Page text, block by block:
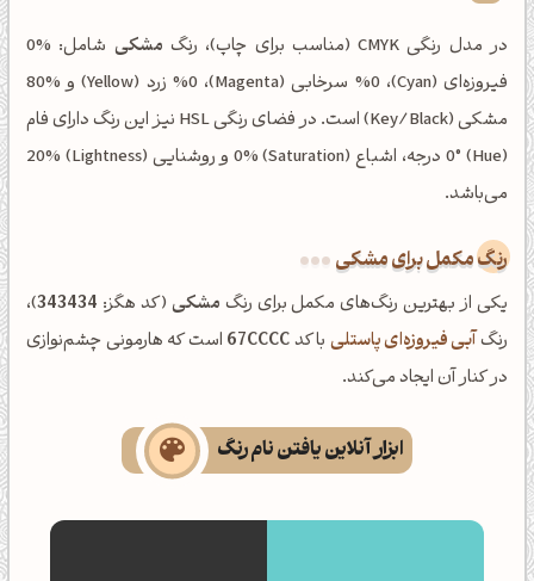
در مدل رنگی CMYK (مناسب برای چاپ)، رنگ مشکی
شامل: %0
فیروزه‌ای (Cyan)، %0 سرخابی (Magenta)، %0 زرد (Yellow) و %80
مشکی (Key/Black) است. در فضای رنگی HSL نیز این رنگ دارای فام
(Hue) 0° درجه، اشباع (Saturation) 0% و روشنایی (Lightness) 20%
می‌باشد.
رنگ مکمل برای مشکی
یکی از بهترین رنگ‌های مکمل برای رنگ مشکی (کد هگز: 343434)،
رنگ آبی فیروزه‌ای پاستلی با کد67CCCC است که هارمونی چشم‌نوازی
در کنار آن ایجاد می‌کند.
ابزار آنلاین یافتن نام رنگ